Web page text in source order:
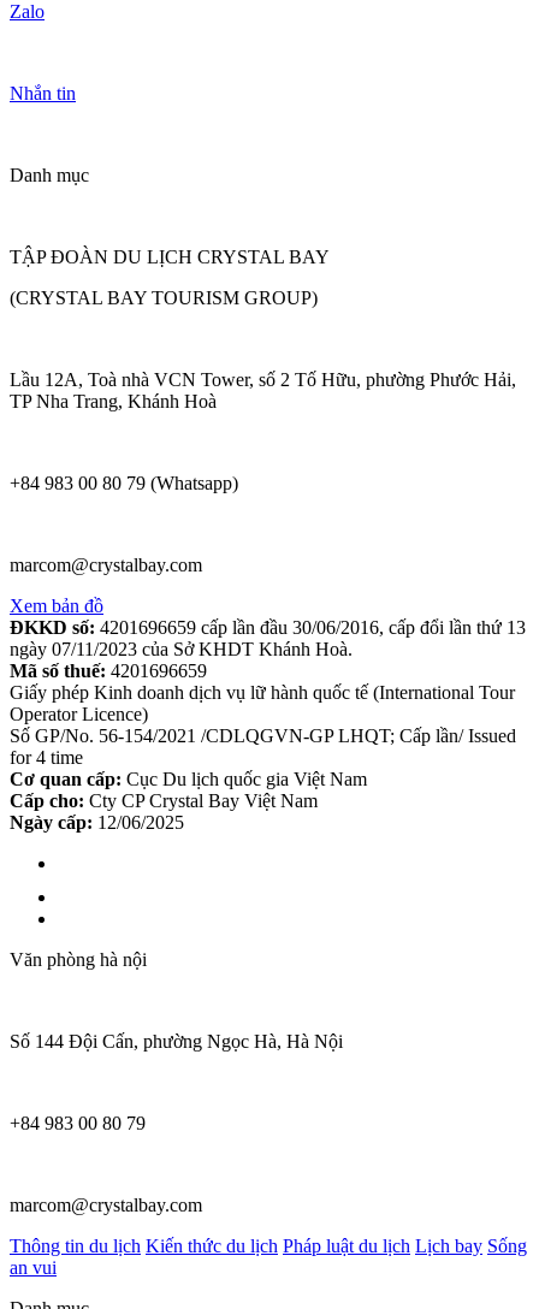
Zalo
Nhắn tin
Danh mục
TẬP ĐOÀN DU LỊCH CRYSTAL BAY
(CRYSTAL BAY TOURISM GROUP)
Lầu 12A, Toà nhà VCN Tower, số 2 Tố Hữu, phường Phước Hải,
TP Nha Trang, Khánh Hoà
+84 983 00 80 79 (Whatsapp)
marcom@crystalbay.com
Xem bản đồ
ĐKKD số: 4201696659 cấp lần đầu 30/06/2016, cấp đổi lần thứ 13
ngày 07/11/2023 của Sở KHDT Khánh Hoà.
Mã số thuế: 4201696659
Giấy phép Kinh doanh dịch vụ lữ hành quốc tế (International Tour
Operator Licence)
Số GP/No. 56-154/2021 /CDLQGVN-GP LHQT; Cấp lần/ Issued
for 4 time
Cơ quan cấp: Cục Du lịch quốc gia Việt Nam
Cấp cho: Cty CP Crystal Bay Việt Nam
Ngày cấp: 12/06/2025
Văn phòng hà nội
Số 144 Đội Cấn, phường Ngọc Hà, Hà Nội
+84 983 00 80 79
marcom@crystalbay.com
Thông tin du lịch Kiến thức du lịch Pháp luật du lịch Lịch bay Sống
an vui